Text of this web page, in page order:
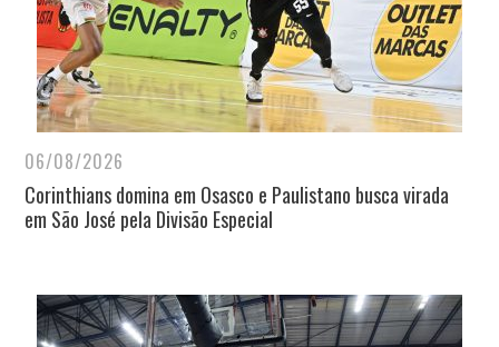
06/08/2026
Corinthians domina em Osasco e Paulistano busca virada
em São José pela Divisão Especial